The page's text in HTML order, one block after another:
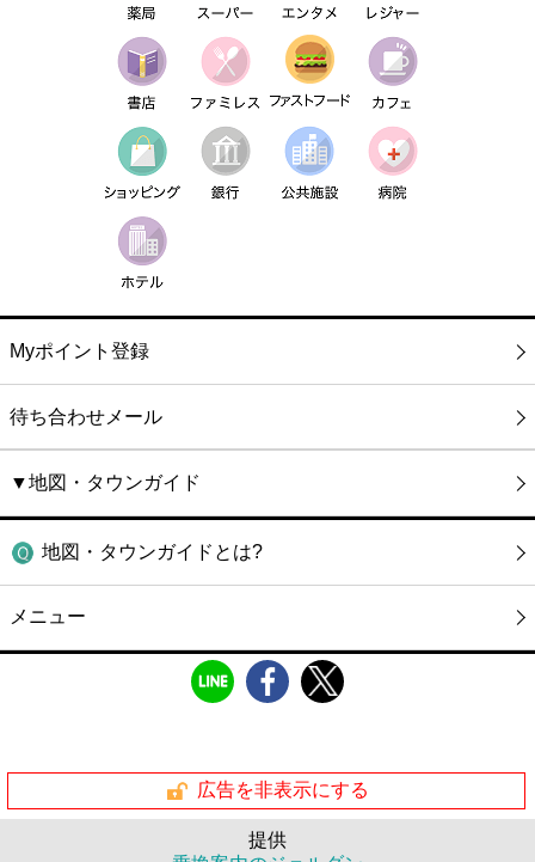
Myポイント登録
待ち合わせメール
▼地図・タウンガイド
地図・タウンガイドとは?
メニュー
広告を非表示にする
提供